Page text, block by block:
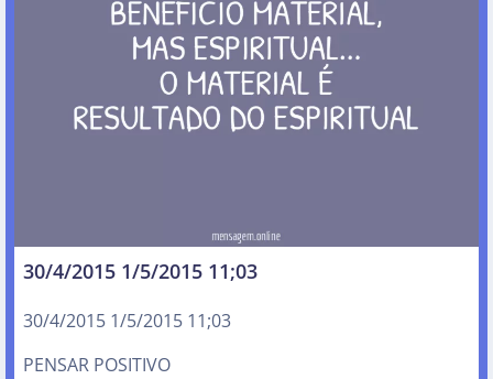
30/4/2015 1/5/2015 11;03
30/4/2015 1/5/2015 11;03
PENSAR POSITIVO